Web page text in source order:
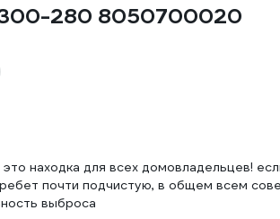
280 8050700020
находка для всех домовладельцев!
почти подчистую, в общем всем
выброса